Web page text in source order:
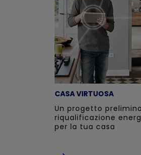
CASA VIRTUOSA
Un progetto
riqualificazione
per la tua casa